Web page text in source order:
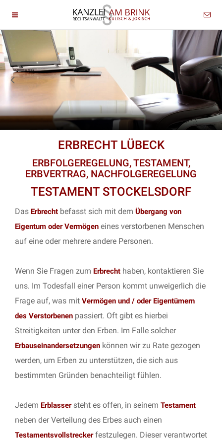
ERBRECHT LÜBECK
ERBFOLGEREGELUNG, TESTAMENT,
ERBVERTRAG, NACHFOLGEREGELUNG
TESTAMENT STOCKELSDORF
Das Erbrecht befasst sich mit dem Übergang von
Eigentum oder Vermögen eines verstorbenen Menschen
auf eine oder mehrere andere Personen.
Wenn Sie Fragen zum Erbrecht haben, kontaktieren Sie
uns. Im Todesfall einer Person kommt unweigerlich die
Frage auf, was mit Vermögen und / oder Eigentümern
des Verstorbenen passiert. Oft gibt es hierbei
Streitigkeiten unter den Erben. Im Falle solcher
Erbauseinandersetzungen können wir zu Rate gezogen
werden, um Erben zu unterstützen, die sich aus
bestimmten Gründen benachteiligt fühlen.
Jedem Erblassersteht es offen, in seinem Testament
neben der Verteilung des Erbes auch einen
Testamentsvollstreckerfestzulegen. Dieser verantwortet